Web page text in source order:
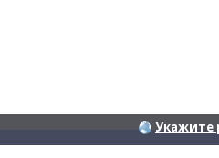
Укажите